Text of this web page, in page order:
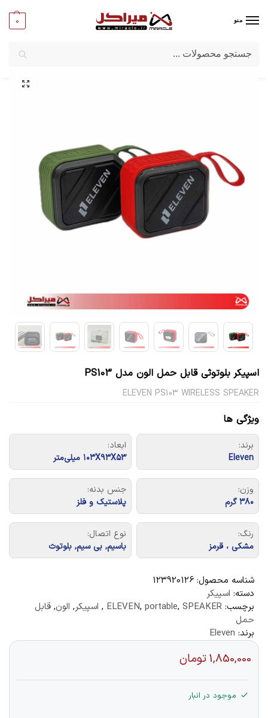
منو 0
میراکل/کامپیوتر/قطعات جانبی
اسپیکر بلوتوثی قابل حمل الون مدل PS103
ELEVEN PS103 WIRELESS SPEAKER
ویژگی ها
برند:
Eleven
ابعاد:
۱۰۳X۹۳X۵۳ میلی‌متر
وزن:
۳۸۰ گرم
جنس بدنه:
پلاستیک و فلز
رنگ:
مشکی ، قرمز
نوع اتصال:
باسیم, بی سیم, بلوتوث
شناسه محصول: 123920126
دسته: اسپیکر
برچسب:
ELEVEN, portable, SPEAKER
, اسپیکر, الون, قابل
حمل
برند: Eleven
1,850,000تومان
موجود در انبار